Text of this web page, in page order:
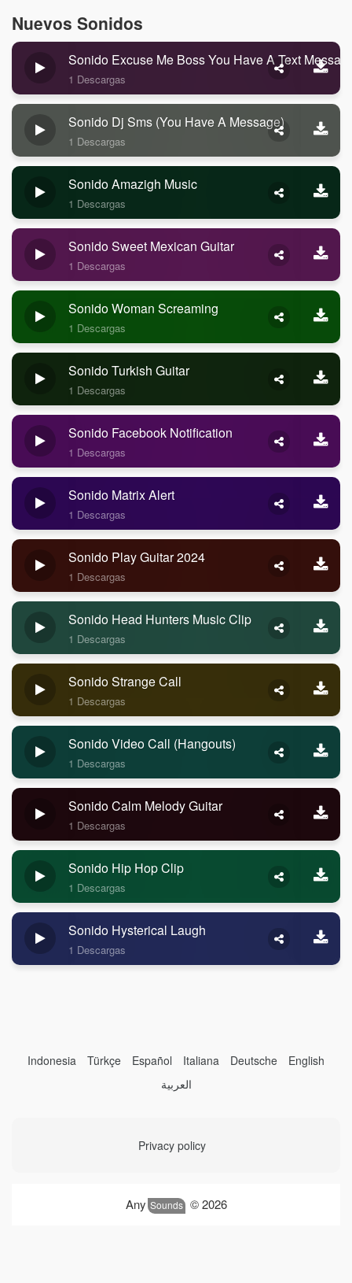
Nuevos Sonidos
Sonido Excuse Me Boss You Have A Text
1 Descargas
Sonido Dj Sms (you Have A Message)
1 Descargas
Sonido Amazigh Music
1 Descargas
Sonido Sweet Mexican Guitar
1 Descargas
Sonido Woman Screaming
1 Descargas
Sonido Turkish Guitar
1 Descargas
Sonido Facebook Notification
1 Descargas
Sonido Matrix Alert
1 Descargas
Sonido Play Guitar 2024
1 Descargas
Sonido Head Hunters Music Clip
1 Descargas
Sonido Strange Call
1 Descargas
Sonido Video Call (Hangouts)
1 Descargas
Sonido Calm Melody Guitar
1 Descargas
Sonido Hip Hop Clip
1 Descargas
Sonido Hysterical Laugh
1 Descargas
Indonesia Türkçe Español Italiana Deutsche
English
العربية
Privacy policy
Any Sounds © 2026